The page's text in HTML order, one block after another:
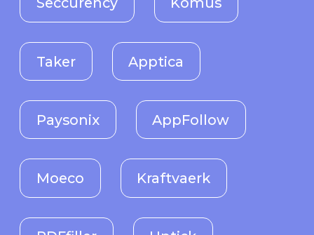
Brooma Woodenshark
Rubbles
Mercuryo ZenGroup
Embira ex-corp.
Monite Untitled Bank